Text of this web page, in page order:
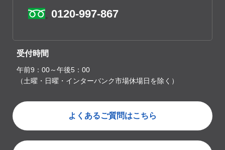
0120-997-867
受付時間
午前9：00～午後5：00
（土曜・日曜・インターバンク市場休場日を除く）
よくあるご質問はこちら